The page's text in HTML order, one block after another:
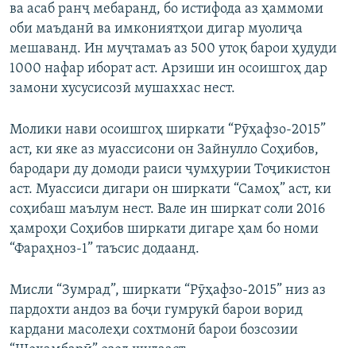
ва асаб ранҷ мебаранд, бо истифода аз ҳаммоми
оби маъданӣ ва имкониятҳои дигар муолиҷа
мешаванд. Ин муҷтамаъ аз 500 утоқ барои ҳудуди
1000 нафар иборат аст. Арзиши ин осоишгоҳ дар
замони хусусисозӣ мушаххас нест.
Молики нави осоишгоҳ ширкати “Рӯҳафзо-2015”
аст, ки яке аз муассисони он Зайнулло Соҳибов,
бародари ду домоди раиси ҷумҳурии Тоҷикистон
аст. Муассиси дигари он ширкати “Самоҳ” аст, ки
соҳибаш маълум нест. Вале ин ширкат соли 2016
ҳамроҳи Соҳибов ширкати дигаре ҳам бо номи
“Фараҳноз-1” таъсис додаанд.
Мисли “Зумрад”, ширкати “Рӯҳафзо-2015” низ аз
пардохти андоз ва боҷи гумрукӣ барои ворид
кардани масолеҳи сохтмонӣ барои бозсозии